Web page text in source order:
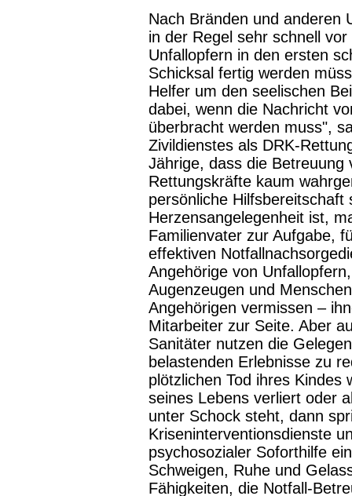
Nach Bränden und anderen
in der Regel sehr schnell
Unfallopfern in den ersten
Schicksal fertig werden
Helfer um den seelischen
dabei, wenn die Nachricht
überbracht werden muss",
Zivildienstes als DRK-
Jährige, dass die Betreuung
Rettungskräfte kaum
persönliche Hilfsbereitschaft
Herzensangelegenheit ist,
Familienvater zur Aufgabe,
effektiven
Angehörige von
Augenzeugen und
Angehörigen vermissen –
Mitarbeiter zur Seite. Aber
Sanitäter nutzen die
belastenden Erlebnisse zu
plötzlichen Tod ihres Kindes
seines Lebens verliert oder
unter Schock steht, dann
Kriseninterventionsdienste
psychosozialer Soforthilfe
Schweigen, Ruhe und
Fähigkeiten, die Notfall-